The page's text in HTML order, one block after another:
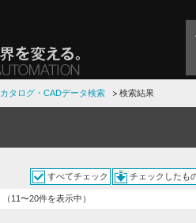
カタログ・CADデータ検索 検索結果
すべてチェック チェックしたも
（11〜20件を表示中）